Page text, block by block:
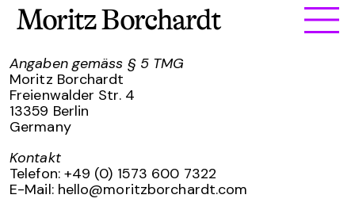
Moritz Borchardt
Angaben gemäss § 5 TMG
Moritz Borchardt
Freienwalder Str. 4
13359 Berlin
Germany
Kontakt
Telefon: +49 (0) 1573 600 7322
E-Mail: hello@moritzborchardt.com